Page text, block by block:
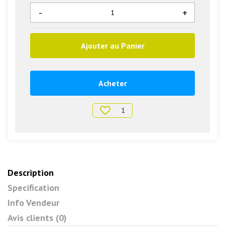
+
-
Ajouter au Panier
Acheter
1
Description
Specification
Info Vendeur
Avis clients (0)